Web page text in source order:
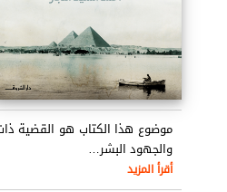
موضوع هذا الكتاب هو القضية ذات
والجهود البشر…
أقرأ المزيد